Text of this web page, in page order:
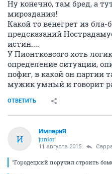
Ну конечно, там бред, а
мироздания!
Какой то венегрет из
предсказаний
истин....
У Пионтковсого хоть
определение ситуации,
пофиг, в какой он партии
мужик умный и говорит
ОТВЕТИТЬ
И
ИмпериЯ
junior
11 августа 2015
"Городецкий поручил строить